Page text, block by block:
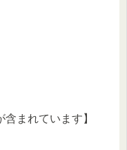
含まれています】